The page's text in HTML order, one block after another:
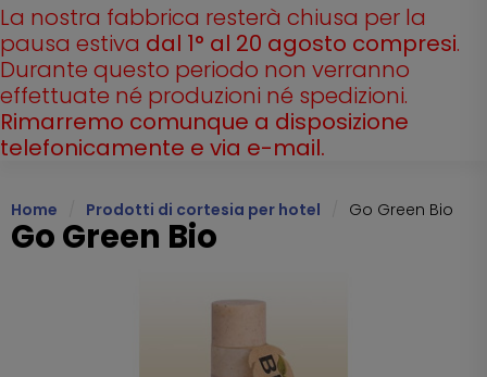
La nostra fabbrica resterà chiusa per la
pausa estiva dal 1° al 20 agosto compresi.
Durante questo periodo non verranno
effettuate né produzioni né spedizioni.
Rimarremo comunque a disposizione
telefonicamente e via e-mail.
Home Prodotti di cortesia per hotel Go Green Bio
Go Green Bio